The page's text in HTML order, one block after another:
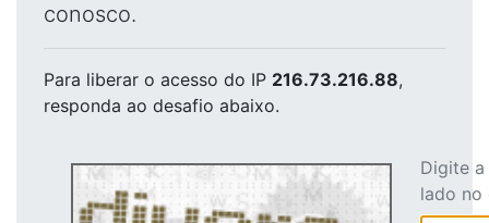
conosco.
Para liberar o acesso do IP 216.73.216.88,
responda ao desafio abaixo.
Digite
lado no